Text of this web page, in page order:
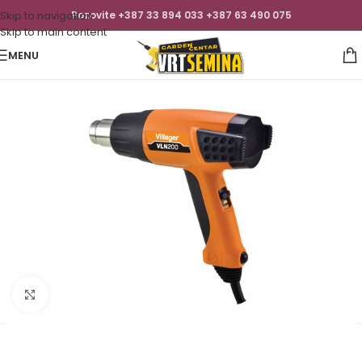
Skip to navigation
Skip to main content
Pozovite +387 33 894 033 +387 63 490 075
MENU